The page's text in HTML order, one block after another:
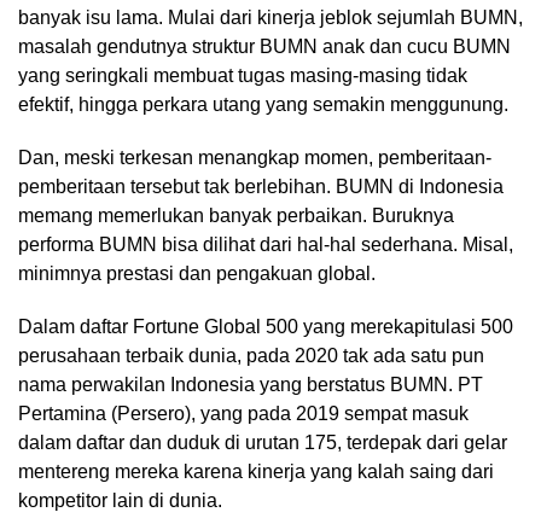
banyak isu lama. Mulai dari kinerja jeblok sejumlah BUMN,
masalah gendutnya struktur BUMN anak dan cucu BUMN
yang seringkali membuat tugas masing-masing tidak
efektif, hingga perkara utang yang semakin menggunung.
Dan, meski terkesan menangkap momen, pemberitaan-
pemberitaan tersebut tak berlebihan. BUMN di Indonesia
memang memerlukan banyak perbaikan. Buruknya
performa BUMN bisa dilihat dari hal-hal sederhana. Misal,
minimnya prestasi dan pengakuan global.
Dalam daftar Fortune Global 500 yang merekapitulasi 500
perusahaan terbaik dunia, pada 2020 tak ada satu pun
nama perwakilan Indonesia yang berstatus BUMN. PT
Pertamina (Persero), yang pada 2019 sempat masuk
dalam daftar dan duduk di urutan 175, terdepak dari gelar
mentereng mereka karena kinerja yang kalah saing dari
kompetitor lain di dunia.